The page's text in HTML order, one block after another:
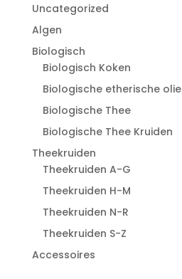
Uncategorized
Algen
Biologisch
Biologisch Koken
Biologische etherische olie
Biologische Thee
Biologische Thee Kruiden
Theekruiden
Theekruiden A-G
Theekruiden H-M
Theekruiden N-R
Theekruiden S-Z
Accessoires